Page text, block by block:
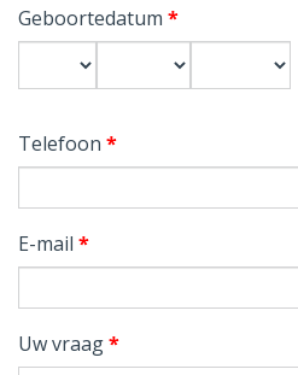
Geboortedatum *
Telefoon *
E-mail *
Uw vraag*